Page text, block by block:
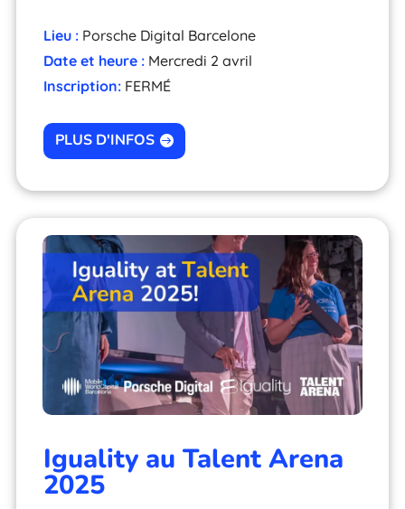
Lieu : Porsche Digital Barcelone
Date et heure : Mercredi 2 avril
Inscription: FERMÉ
PLUS D'INFOS
Iguality au Talent Arena
2025